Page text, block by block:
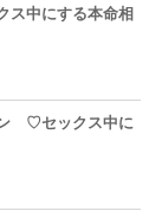
ス中にする本命相
ン ♡セックス中に